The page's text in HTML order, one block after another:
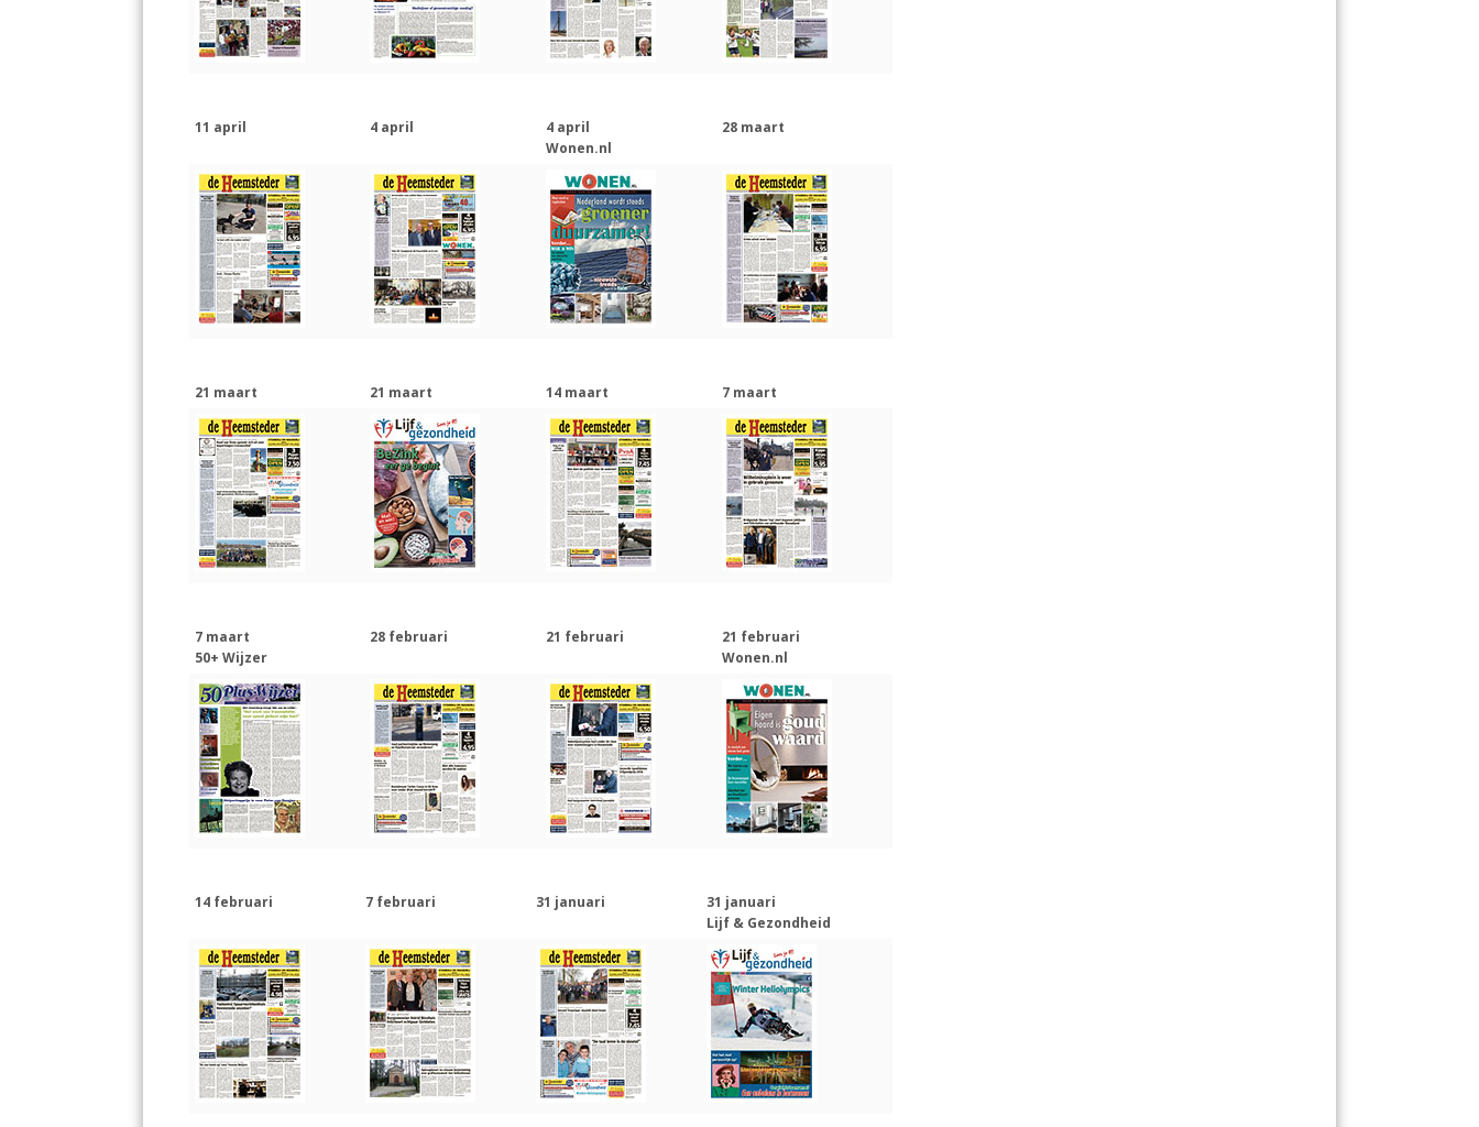
11 april 4 april
4 april
Wonen.nl
28 maart
21 maart 21 maart 14 maart 7 maart
7 maart
50+ Wijzer
28 februari 21 februari
21 februari
Wonen.nl
14 februari 7 februari 31 januari
31 januari
Lijf & Gezondheid